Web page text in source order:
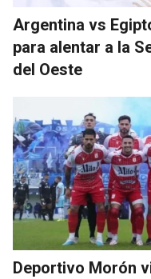
Argentina vs
para alentar a la
del Oeste
Deportivo Morón